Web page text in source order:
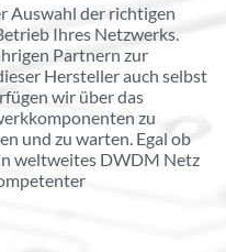
Auswahl der richtigen
Ihres Netzwerks.
Partnern zur
Hersteller auch selbst
wir über das
zu
und zu warten. Egal ob
weltweites DWDM Netz